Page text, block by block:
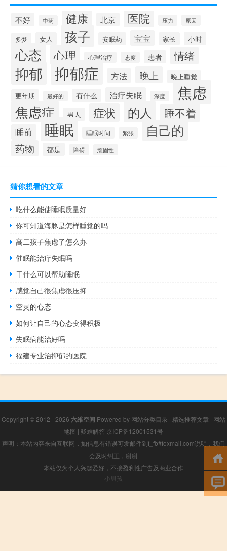
不好 中药 健康 北京 医院 压力 原因
多梦 女人 孩子 安眠药 宝宝 家长 小时
心态 心理 心理治疗 态度 患者 情绪
抑郁 抑郁症 方法 晚上
晚上睡觉
更年期
最好的 有什么 治疗失眠 深度 焦虑
焦虑症 男人 症状 的人 睡不着
睡前 睡眠 睡眠时间 紧张 自己的
药物 都是 障碍 顽固性
猜你想看的文章
吃什么能使睡眠质量好
你可知道海豚是怎样睡觉的吗
高二孩子焦虑了怎么办
催眠能治疗失眠吗
干什么可以帮助睡眠
感觉自己很焦虑很压抑
空灵的心态
如何让自己的心态变得积极
失眠病能治好吗
福建专业治抑郁的医院
Copyright © 2012 - 2026 六维空间 Powered by 网站分类目录 | 精选推荐文章 | 网站
地图 | 疑难解答 京ICP备12001531号
声明：本站内容来自互联网，如信息有错误可发邮件到f_fb#foxmail.com说明，我们
会及时纠正，谢谢
本站仅为个人兴趣爱好，不接盈利性广告及商业合作
小男孩